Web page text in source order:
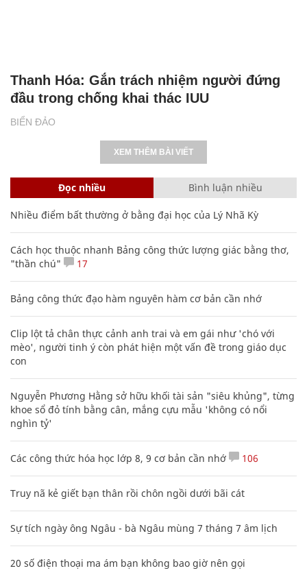
BIỂN ĐẢO
Thanh Hóa: Gắn trách nhiệm người đứng
đầu trong chống khai thác IUU
XEM THÊM BÀI VIẾT
Đọc nhiều Bình luận nhiều
Nhiều điểm bất thường ở bằng đại học của Lý Nhã Kỳ
Cách học thuộc nhanh Bảng công thức lượng giác bằng thơ,
"thần chú"
17
Bảng công thức đạo hàm nguyên hàm cơ bản cần nhớ
Clip lột tả chân thực cảnh anh trai và em gái như 'chó với
mèo', người tinh ý còn phát hiện một vấn đề trong giáo dục
con
Nguyễn Phương Hằng sở hữu khối tài sản "siêu khủng", từng
khoe sổ đỏ tính bằng cân, mắng cựu mẫu 'không có nổi
nghìn tỷ'
Các công thức hóa học lớp 8, 9 cơ bản cần nhớ 106
Truy nã kẻ giết bạn thân rồi chôn ngồi dưới bãi cát
Sự tích ngày ông Ngâu - bà Ngâu mùng 7 tháng 7 âm lịch
20 số điện thoại ma ám bạn không bao giờ nên gọi